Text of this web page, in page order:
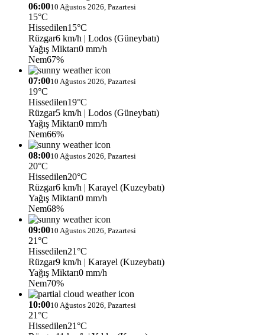
06:0010 Ağustos 2026, Pazartesi
15°C
Hissedilen15°C
Rüzgar6 km/h | Lodos (Güneybatı)
Yağış Miktarı0 mm/h
Nem67%
07:0010 Ağustos 2026, Pazartesi
19°C
Hissedilen19°C
Rüzgar5 km/h | Lodos (Güneybatı)
Yağış Miktarı0 mm/h
Nem66%
08:0010 Ağustos 2026, Pazartesi
20°C
Hissedilen20°C
Rüzgar6 km/h | Karayel (Kuzeybatı)
Yağış Miktarı0 mm/h
Nem68%
09:0010 Ağustos 2026, Pazartesi
21°C
Hissedilen21°C
Rüzgar9 km/h | Karayel (Kuzeybatı)
Yağış Miktarı0 mm/h
Nem70%
10:0010 Ağustos 2026, Pazartesi
21°C
Hissedilen21°C